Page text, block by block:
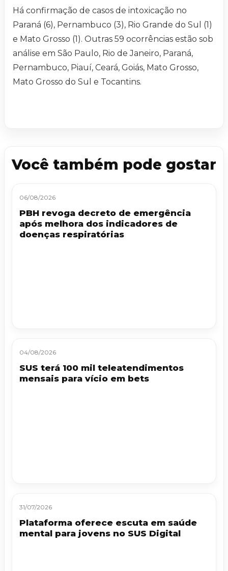
Há confirmação de casos de intoxicação no
Paraná (6), Pernambuco (3), Rio Grande do Sul (1)
e Mato Grosso (1). Outras 59 ocorrências estão sob
análise em São Paulo, Rio de Janeiro, Paraná,
Pernambuco, Piauí, Ceará, Goiás, Mato Grosso,
Mato Grosso do Sul e Tocantins.
Você também pode gostar
06/08/2026
PBH revoga decreto de emergência
após melhora dos indicadores de
doenças respiratórias
04/08/2026
SUS terá 100 mil teleatendimentos
mensais para vício em bets
31/07/2026
Plataforma oferece escuta em saúde
mental para jovens no SUS Digital